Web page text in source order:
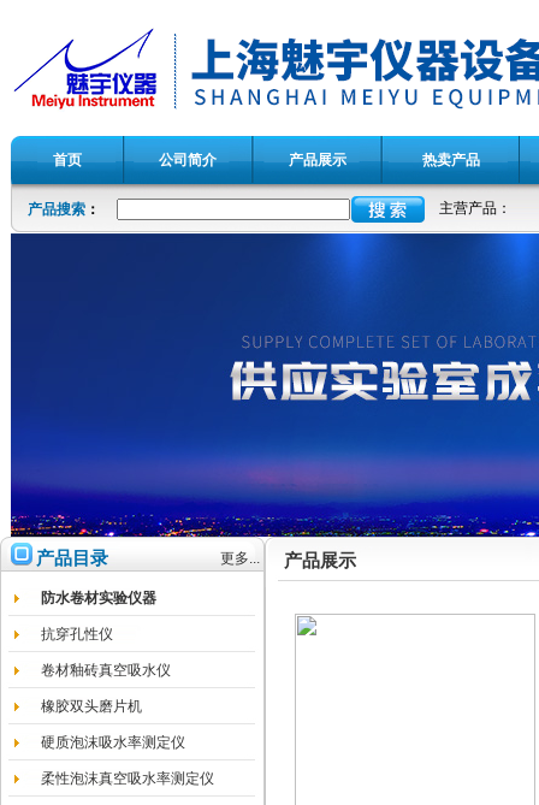
首页 公司简介 产品展示 热卖产品
产品搜索 ： 主营产品：
产品目录 更多...
防水卷材实验仪器
抗穿孔性仪
卷材釉砖真空吸水仪
橡胶双头磨片机
硬质泡沫吸水率测定仪
柔性泡沫真空吸水率测定仪
产品展示